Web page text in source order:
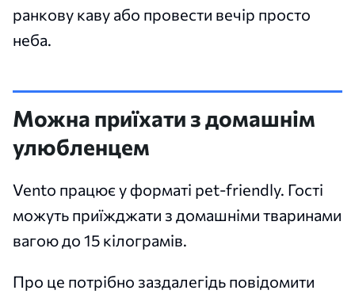
ранкову каву або провести вечір просто
неба.
Можна приїхати з домашнім
улюбленцем
Vento працює у форматі pet-friendly. Гості
можуть приїжджати з домашніми тваринами
вагою до 15 кілограмів.
Про це потрібно заздалегідь повідомити